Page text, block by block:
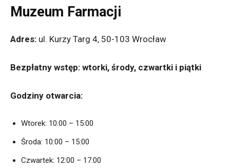
Muzeum Farmacji
Adres: ul. Kurzy Targ 4, 50-103 Wrocław
Bezpłatny wstęp: wtorki, środy, czwartki i piątki
Godziny otwarcia:
Wtorek: 10:00 – 15:00
Środa: 10:00 – 15:00
Czwartek: 12:00 – 17:00